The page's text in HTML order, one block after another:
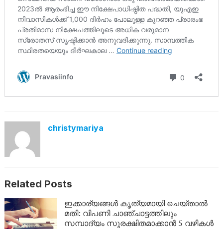
christymariya
Related Posts
ഇക്കാര്യങ്ങൾ കൃത്യമായി ചെയ്താൽ
മതി: വിപണി ചാഞ്ചാട്ടത്തിലും
സമ്പാദ്യം സുരക്ഷിതമാക്കാൻ 5 വഴികൾ